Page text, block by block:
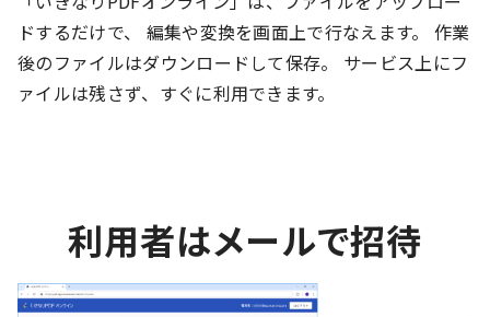
ドするだけで、 編集や変換を画面上で行なえます。 作業
後のファイルはダウンロードして保存。 サービス上にフ
ァイルは残さず、すぐに利用できます。
利用者はメールで招待